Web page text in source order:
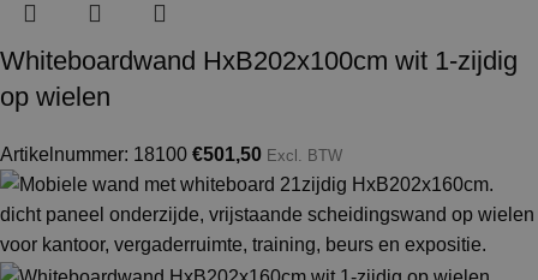
Whiteboardwand HxB202x100cm wit 1-zijdig
op wielen
Artikelnummer: 18100 €501,50 Excl. BTW